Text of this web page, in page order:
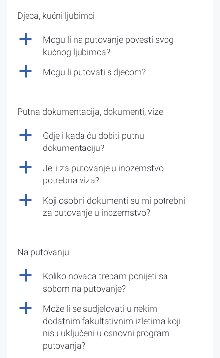
Djeca, kućni ljubimci
a
Mogu li na putovanje povesti svog
kućnog ljubimca?
a Mogu li putovati s djecom?
Putna dokumentacija, dokumenti, vize
a
Gdje i kada ću dobiti putnu
dokumentaciju?
a
Je li za putovanje u inozemstvo
potrebna viza?
a
Koji osobni dokumenti su mi potrebni
za putovanje u inozemstvo?
Na putovanju
a
Koliko novaca trebam ponijeti sa
sobom na putovanje?
a
Može li se sudjelovati u nekim
dodatnim fakultativnim izletima koji
nisu uključeni u osnovni program
putovanja?